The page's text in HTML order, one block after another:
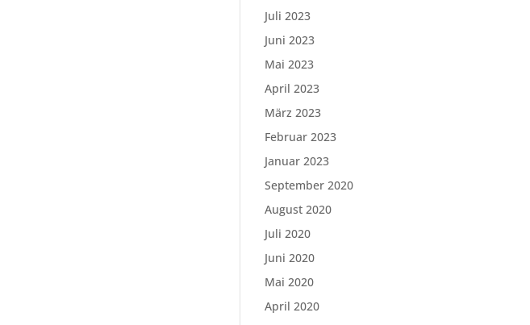
Juli 2023
Juni 2023
Mai 2023
April 2023
März 2023
Februar 2023
Januar 2023
September 2020
August 2020
Juli 2020
Juni 2020
Mai 2020
April 2020